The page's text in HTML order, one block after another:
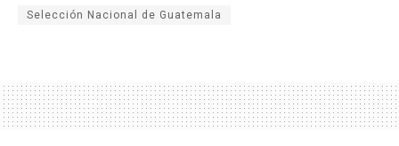
Selección Nacional de Guatemala